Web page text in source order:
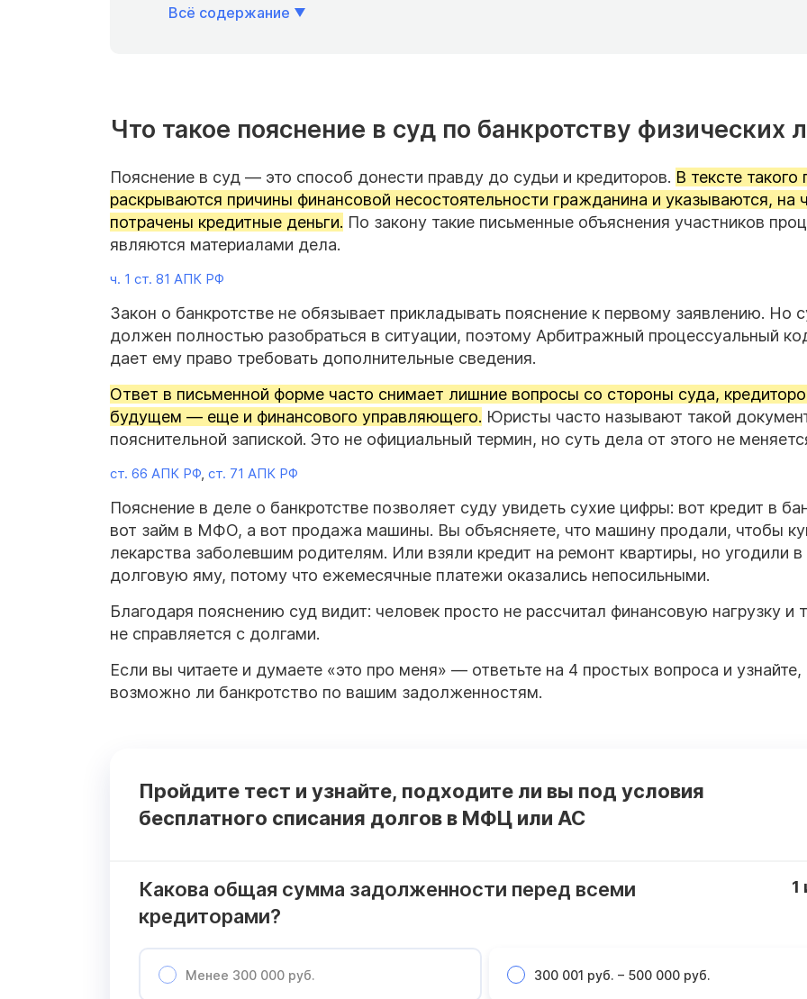
Всё содержание
Что такое пояснение в суд по банкротству физических
Пояснение в суд — это способ донести правду до судьи и кредиторов. В тексте такого
раскрываются причины финансовой несостоятельности гражданина и указываются, на
потрачены кредитные деньги. По закону такие письменные объяснения участников
являются материалами дела.
ч. 1 ст. 81 АПК РФ
Закон о банкротстве не обязывает прикладывать пояснение к первому заявлению. Но
должен полностью разобраться в ситуации, поэтому Арбитражный процессуальный
дает ему право требовать дополнительные сведения.
Ответ в письменной форме часто снимает лишние вопросы со стороны суда,
будущем — еще и финансового управляющего. Юристы часто называют такой
пояснительной запиской. Это не официальный термин, но суть дела от этого не
ст. 66 АПК РФ, ст. 71 АПК РФ
Пояснение в деле о банкротстве позволяет суду увидеть сухие цифры: вот кредит в
вот займ в МФО, а вот продажа машины. Вы объясняете, что машину продали, чтобы
лекарства заболевшим родителям. Или взяли кредит на ремонт квартиры, но угодили в
долговую яму, потому что ежемесячные платежи оказались непосильными.
Благодаря пояснению суд видит: человек просто не рассчитал финансовую нагрузку и
не справляется с долгами.
Если вы читаете и думаете «это про меня» — ответьте на 4 простых вопроса и узнайте,
возможно ли банкротство по вашим задолженностям.
Пройдите тест и узнайте, подходите ли вы под условия
бесплатного списания долгов в МФЦ или АС
Какова общая сумма задолженности перед всеми
кредиторами?
Менее 300 000 руб. 300 001 руб. – 500 000 руб.
1